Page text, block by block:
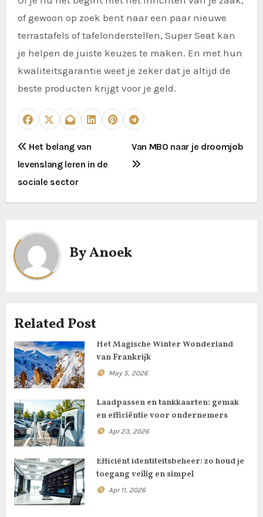
of gewoon op zoek bent naar een paar nieuwe
terrastafels of tafelonderstellen, Super Seat kan
je helpen de juiste keuzes te maken. En met hun
kwaliteitsgarantie weet je zeker dat je altijd de
beste producten krijgt voor je geld.
P
o
s
n
a
i
g
a
t
i
o
n
Het belang van
levenslang leren in de
sociale sector
Van MBO naar je droomjob
ByAnoek
Related Post
Het Magische Winter Wonderland
van Frankrijk
May 5, 2026
Laadpassen en tankkaarten: gemak
en efficiëntie voor ondernemers
Apr 23, 2026
Efficiënt identiteitsbeheer: zo houd je
toegang veilig en simpel
Apr 11, 2026